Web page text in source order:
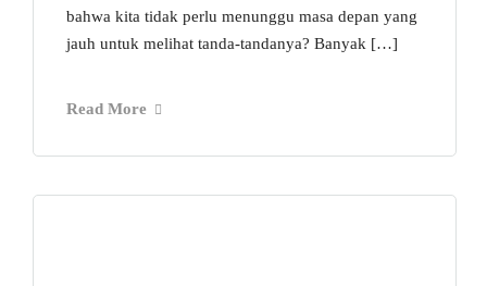
bahwa kita tidak perlu menunggu masa depan yang
jauh untuk melihat tanda-tandanya? Banyak […]
Read More